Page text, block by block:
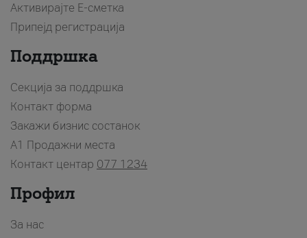
Активирајте Е-сметка
Припејд регистрација
Поддршка
Секција за поддршка
Контакт форма
Закажи бизнис состанок
A1 Продажни места
Контакт центар 077 1234
Профил
За нас